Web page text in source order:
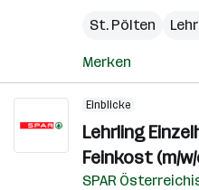
St. Pölten
Merken
Einblicke
Lehrling
Feinkost (m/
SPAR